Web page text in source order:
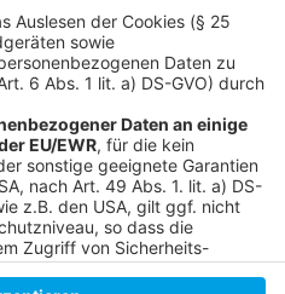
Consent
Platform